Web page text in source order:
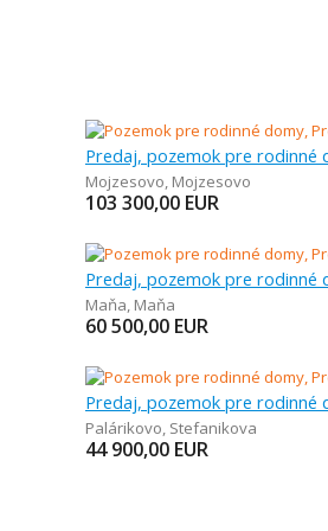
Mojzesovo, Mojzesovo
103 300,00 EUR
Maňa, Maňa
60 500,00 EUR
Palárikovo, Stefanikova
44 900,00 EUR